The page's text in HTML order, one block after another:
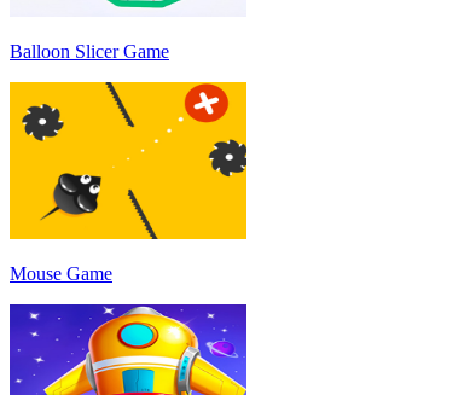
Balloon Slicer Game
Mouse Game